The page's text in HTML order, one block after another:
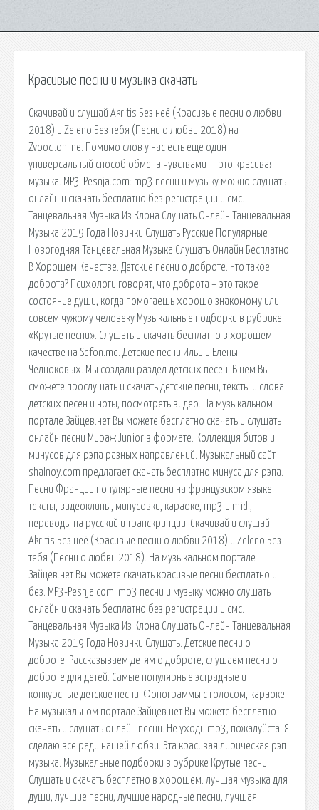
Красивые песни и музыка скачать
Скачивай и слушай Akritis Без неё (Красивые песни о любви
2018) и Zeleno Без тебя (Песни о любви 2018) на
Zvooq.online. Помимо слов у нас есть еще один
универсальный способ обмена чувствами — это красивая
музыка. MP3-Pesnja.com: mp3 песни и музыку можно слушать
онлайн и скачать бесплатно без регистрации и смс.
Танцевальная Музыка Из Клона Слушать Онлайн Танцевальная
Музыка 2019 Года Новинки Слушать Русские Популярные
Новогодняя Танцевальная Музыка Слушать Онлайн Бесплатно
В Хорошем Качестве. Детские песни о доброте. Что такое
доброта? Психологи говорят, что доброта – это такое
состояние души, когда помогаешь хорошо знакомому или
совсем чужому человеку Музыкальные подборки в рубрике
«Крутые песни». Слушать и скачать бесплатно в хорошем
качестве на Sefon.me. Детские песни Ильи и Елены
Челноковых. Мы создали раздел детских песен. В нем Вы
сможете прослушать и скачать детские песни, тексты и слова
детских песен и ноты, посмотреть видео. На музыкальном
портале Зайцев.нет Вы можете бесплатно скачать и слушать
онлайн песни Мираж Junior в формате. Коллекция битов и
минусов для рэпа разных направлений. Музыкальный сайт
shalnoy.com предлагает скачать бесплатно минуса для рэпа.
Песни Франции популярные песни на французском языке:
тексты, видеоклипы, минусовки, караоке, mp3 и midi,
переводы на русский и транскрипции. Скачивай и слушай
Akritis Без неё (Красивые песни о любви 2018) и Zeleno Без
тебя (Песни о любви 2018). На музыкальном портале
Зайцев.нет Вы можете скачать красивые песни бесплатно и
без. MP3-Pesnja.com: mp3 песни и музыку можно слушать
онлайн и скачать бесплатно без регистрации и смс.
Танцевальная Музыка Из Клона Слушать Онлайн Танцевальная
Музыка 2019 Года Новинки Слушать. Детские песни о
доброте. Рассказываем детям о доброте, слушаем песни о
доброте для детей. Самые популярные эстрадные и
конкурсные детские песни. Фонограммы с голосом, караоке.
На музыкальном портале Зайцев.нет Вы можете бесплатно
скачать и слушать онлайн песни. Не уходи.mp3, пожалуйста! Я
сделаю все ради нашей любви. Эта красивая лирическая рэп
музыка. Музыкальные подборки в рубрике Крутые песни
Слушать и скачать бесплатно в хорошем. лучшая музыка для
души, лучшие песни, лучшие народные песни, лучшая